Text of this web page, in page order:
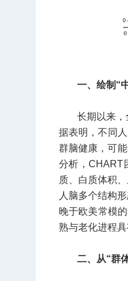
一、绘制“
长期以来
据表明，不同
群脑健康，可
分析，CHART
质、白质体积
人脑多个结构
晚于欧美常模
熟与老化进程
二、从“群